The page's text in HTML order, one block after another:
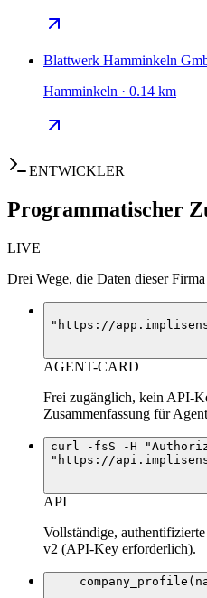
Blattwerk Hamminkeln
Hamminkeln · 0.14 km
ENTWICKLER
Programmatischer
LIVE
Drei Wege, die Daten dieser
"https://
AGENT-CARD
Frei zugänglich, kein API-
Zusammenfassung für
curl -fsS -H
"https://
API
Vollständige,
v2 (API-Key erforderlich).